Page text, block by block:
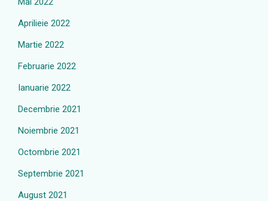
Aprilieie 2022
Martie 2022
Februarie 2022
Ianuarie 2022
Decembrie 2021
Noiembrie 2021
Octombrie 2021
Septembrie 2021
August 2021